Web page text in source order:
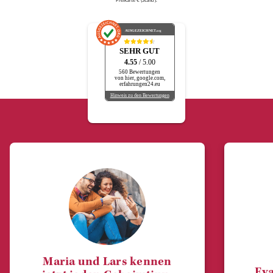
AUSGEZEICHNET.org
SEHR GUT
4.55 / 5.00
560 Bewertungen
von hier, google.com,
erfahrungen24.eu
Hinweis zu den Bewertungen
Maria und Lars kennen